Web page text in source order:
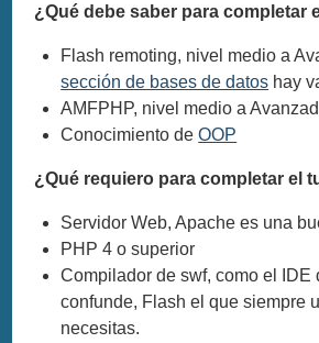
¿Qué debe saber para completar
Flash remoting, nivel medio a
sección de bases de datos hay
AMFPHP, nivel medio a
Conocimiento deOOP
¿Qué requiero para completar el
Servidor Web, Apache es una
PHP 4 o superior
Compilador de swf, como el IDE
confunde, Flash el que siempre
necesitas.